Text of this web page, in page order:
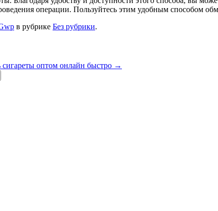
операции. Пользуйтесь этим удобным способом
в рубрике Без рубрики.
сигареты оптом онлайн быстро →